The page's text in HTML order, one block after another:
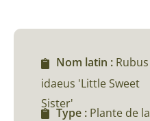
Nom latin : Rubus
idaeus 'Little Sweet
Sister'
Type : Plante de la